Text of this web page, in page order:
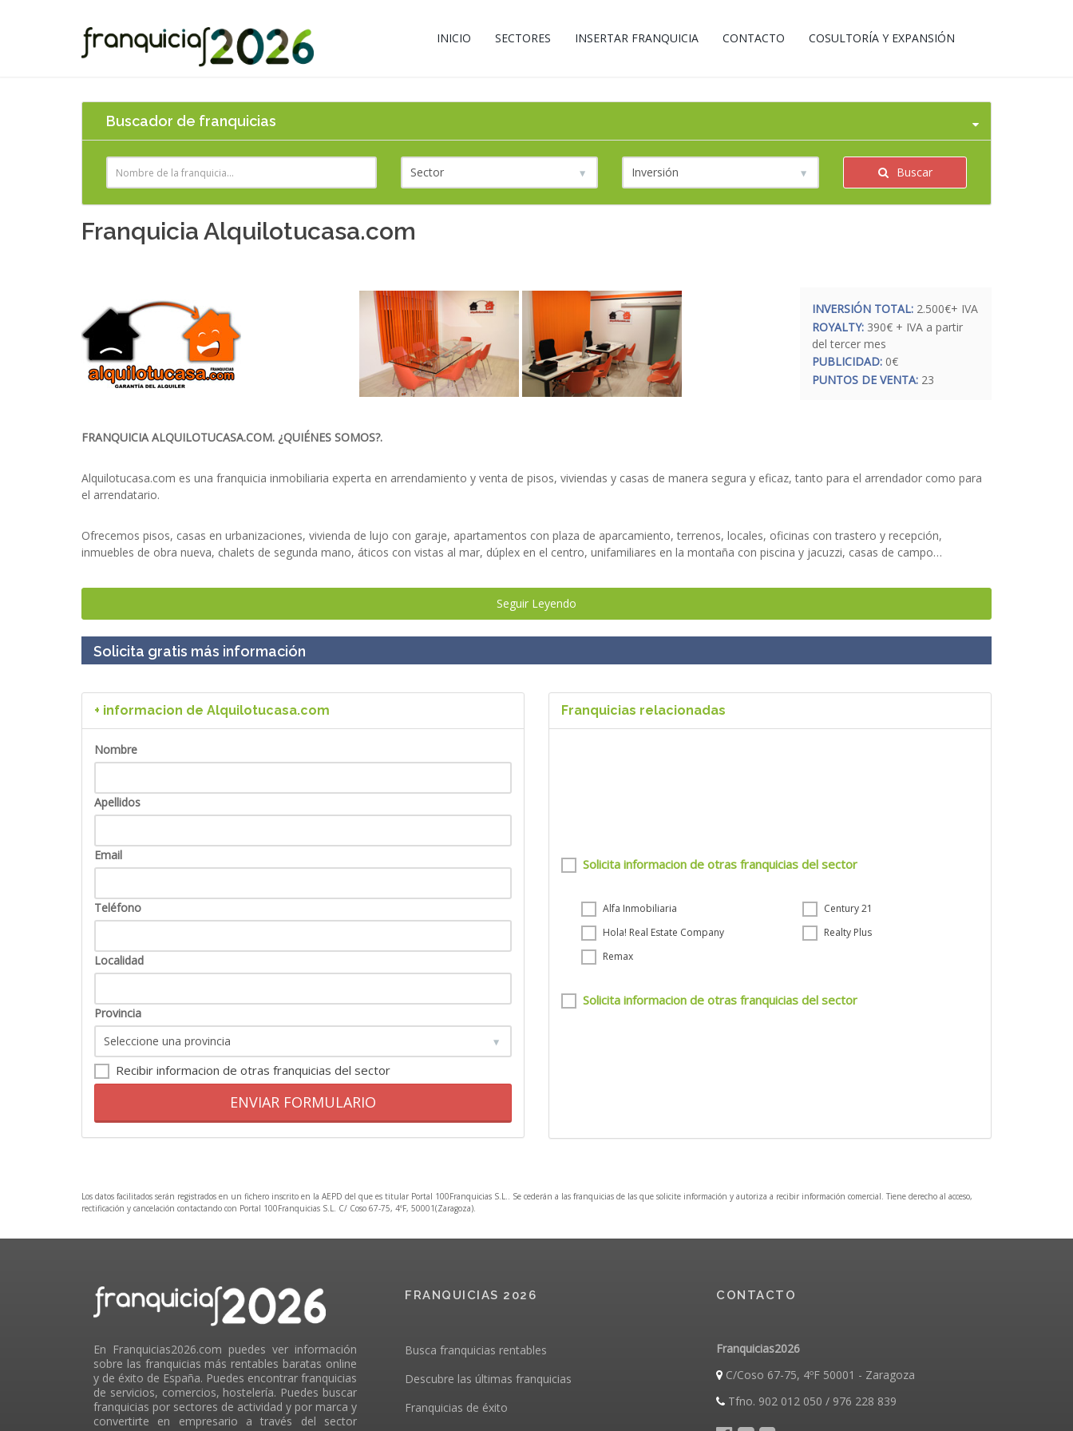
INICIO SECTORES INSERTAR FRANQUICIA CONTACTO COSULTORÍA Y EXPANSIÓN
Buscador de franquicias
Buscar
Franquicia Alquilotucasa.com
INVERSIÓN TOTAL: 2.500€+ IVA
ROYALTY: 390€ + IVA a partir
del tercer mes
PUBLICIDAD: 0€
PUNTOS DE VENTA: 23
FRANQUICIA ALQUILOTUCASA.COM. ¿QUIÉNES SOMOS?.
Alquilotucasa.com es una franquicia inmobiliaria experta en arrendamiento y venta de pisos, viviendas y casas de manera segura y eficaz, tanto para el arrendador como para
el arrendatario.
Ofrecemos pisos, casas en urbanizaciones, vivienda de lujo con garaje, apartamentos con plaza de aparcamiento, terrenos, locales, oficinas con trastero y recepción,
inmuebles de obra nueva, chalets de segunda mano, áticos con vistas al mar, dúplex en el centro, unifamiliares en la montaña con piscina y jacuzzi, casas de campo…
Si le interesa emprender en el sector de las inmobiliarias, contacte con nosotros, le informaremos sobre las múltiples posibilidades que le están esperando, para que pueda
POR QUÉ SER FRANQUICIADO DE FRANQUICIA ALQUILOTUCASA.COM.
Inversión inicial y costes mensuales reducidos.
Diferenciazón de inmobiliarias “tradicionales” con servicios añadidos.
Asesoramiento.
Seguir Leyendo
Solicita gratis más información
+ informacion de Alquilotucasa.com
Nombre
Apellidos
Email
Teléfono
Localidad
Provincia
Recibir informacion de otras franquicias del sector
ENVIAR FORMULARIO
Franquicias relacionadas
Solicita informacion de otras franquicias del sector
Alfa Inmobiliaria
Century 21
Hola! Real Estate Company
Realty Plus
Remax
Solicita informacion de otras franquicias del sector
Los datos facilitados serán registrados en un fichero inscrito en la AEPD del que es titular Portal 100Franquicias S.L.. Se cederán a las franquicias de las que solicite información y autoriza a recibir información comercial. Tiene derecho al acceso,
rectificación y cancelación contactando con Portal 100Franquicias S.L. C/ Coso 67-75, 4ºF, 50001(Zaragoza).
En Franquicias2026.com puedes ver información
sobre las franquicias más rentables baratas online
y de éxito de España. Puedes encontrar franquicias
de servicios, comercios, hostelería. Puedes buscar
franquicias por sectores de actividad y por marca y
convertirte en empresario a través del sector
FRANQUICIAS 2026
Busca franquicias rentables
Descubre las últimas franquicias
Franquicias de éxito
CONTACTO
Franquicias2026
C/Coso 67-75, 4ºF 50001 - Zaragoza
Tfno. 902 012 050 / 976 228 839